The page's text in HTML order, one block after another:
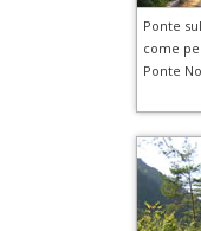
Ponte
come
Ponte